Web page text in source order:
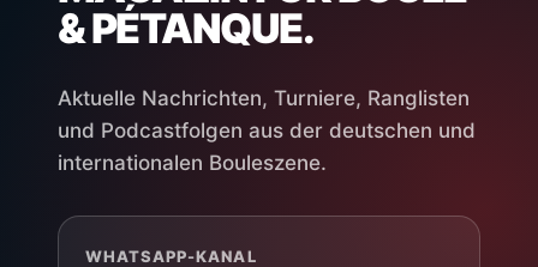
& PÉTANQUE.
Aktuelle Nachrichten, Turniere, Ranglisten
und Podcastfolgen aus der deutschen und
internationalen Bouleszene.
WHATSAPP-KANAL